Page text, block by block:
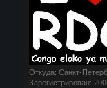
Откуда: Санкт-
Зарегистрирован: